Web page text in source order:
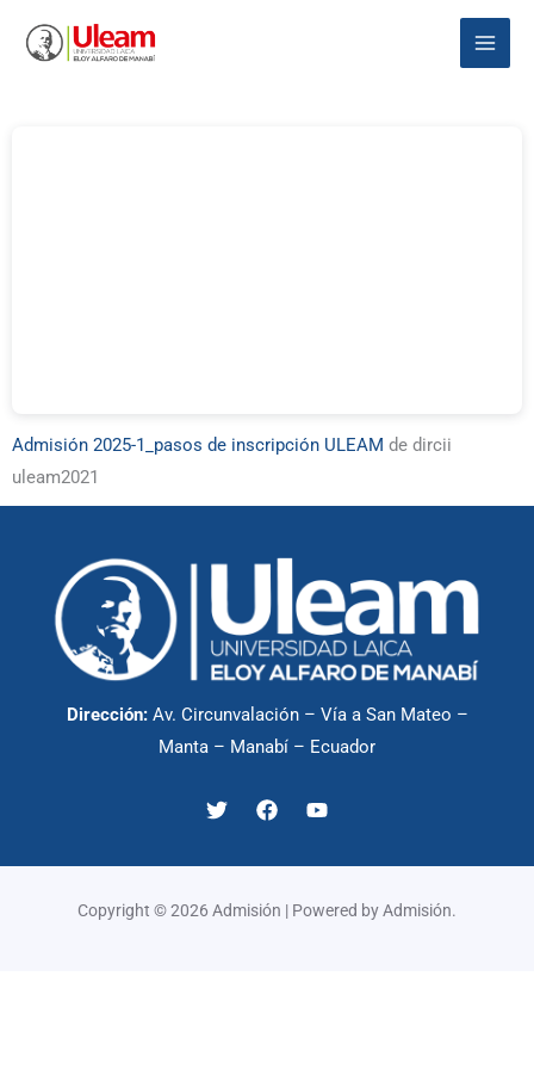
Main
Menu
Admisión 2025-1_pasos de inscripción ULEAM de dircii
uleam2021
Dirección:Av. Circunvalación – Vía a San Mateo –
Manta – Manabí – Ecuador
Copyright © 2026 Admisión | Powered by Admisión.